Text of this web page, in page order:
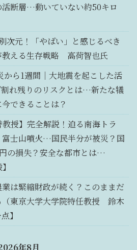
活断層…動いていない約50キロ
次元！「やばい」と感じるべき
教える生存戦略 高荷智也氏
から1週間｜大地震を起こした活
割れ残りのリスクとは…新たな犠
できることは？
教授】完全解説！迫る南海トラ
富士山噴火…国民半分が被災？国
の損失？安全な都市とは…
業は緊縮財政が続く？このままだ
（東京大学大学院特任教授 鈴木
】
年8月